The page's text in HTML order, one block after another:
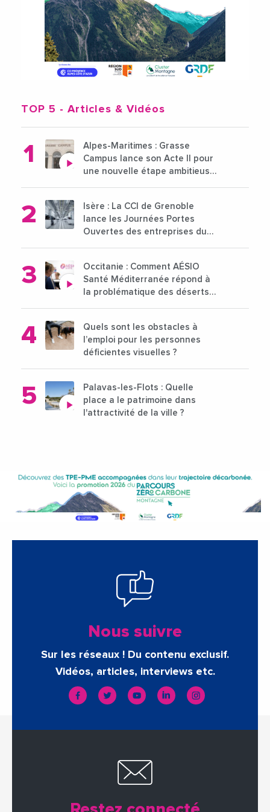
TOP 5 - Articles & Vidéos
Alpes-Maritimes : Grasse
Campus lance son Acte II pour
une nouvelle étape ambitieuse
Isère : La CCI de Grenoble
lance les Journées Portes
Ouvertes des entreprises du
Occitanie : Comment AÉSIO
Santé Méditerranée répond à
la problématique des déserts
Quels sont les obstacles à
l’emploi pour les personnes
déficientes visuelles ?
Palavas-les-Flots : Quelle
place a le patrimoine dans
l'attractivité de la ville ?
Nous suivre
Sur les réseaux ! Du contenu exclusif.
Vidéos, articles, interviews etc.